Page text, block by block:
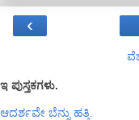
‹
ಇ ಪುಸ್ತಕಗಳು.
ಆದರ್ಶವೇ ಬೆನ್ನು ಹತ್ತಿ.